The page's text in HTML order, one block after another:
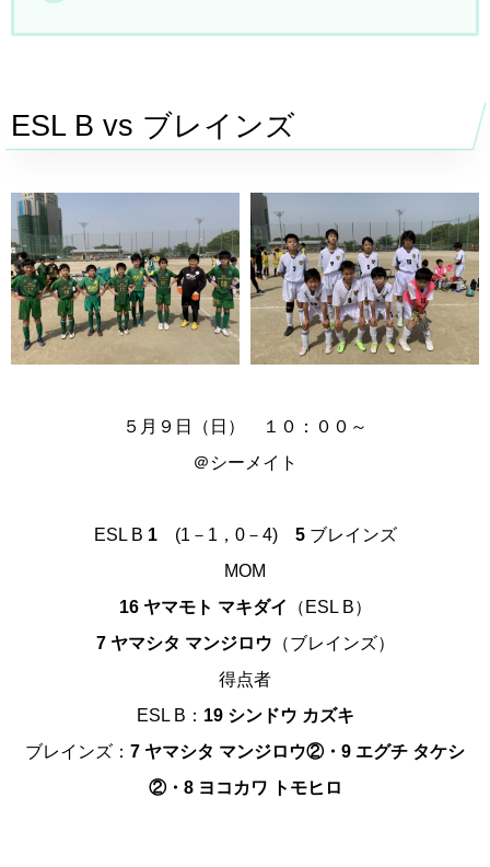
ESL B vs ブレインズ
５月９日（日） １０：００～
＠ シーメイト
ESL B 1(1－1，0－4) 5ブレインズ
MOM
16 ヤマモト マキダイ （ESL B）
7 ヤマシタ マンジロウ （ブレインズ）
得点者
ESL B： 19 シンドウ カズキ
ブレインズ： 7 ヤマシタ マンジロウ②・9 エグチ タケシ
②・8 ヨコカワ トモヒロ